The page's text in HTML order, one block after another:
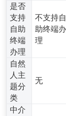
是否
支持
自助
终端
办理
不支持自
助终端办
理
自然
人主
题分
类
无
中介